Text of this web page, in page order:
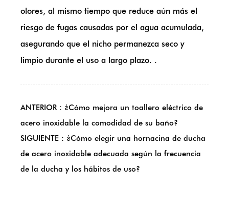
olores, al mismo tiempo que reduce aún más el
riesgo de fugas causadas por el agua acumulada,
asegurando que el nicho permanezca seco y
limpio durante el uso a largo plazo. .
ANTERIOR：¿Cómo mejora un toallero eléctrico de
acero inoxidable la comodidad de su baño?
SIGUIENTE：¿Cómo elegir una hornacina de ducha
de acero inoxidable adecuada según la frecuencia
de la ducha y los hábitos de uso?